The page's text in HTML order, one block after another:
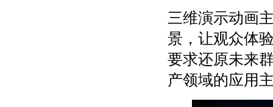
三维演示动画
景，让观众体
要求还原未来
产领域的应用